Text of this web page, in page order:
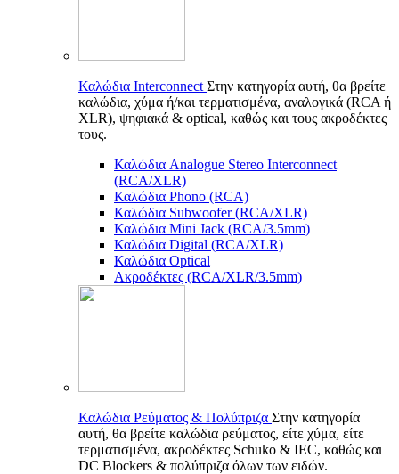
Καλώδια Interconnect Στην κατηγορία αυτή, θα βρείτε
καλώδια, χύμα ή/και τερματισμένα, αναλογικά (RCA ή
XLR), ψηφιακά & optical, καθώς και τους ακροδέκτες
τους.
Καλώδια Analogue Stereo Interconnect
(RCA/XLR)
Καλώδια Phono (RCA)
Καλώδια Subwoofer (RCA/XLR)
Καλώδια Mini Jack (RCA/3.5mm)
Καλώδια Digital (RCA/XLR)
Καλώδια Optical
Ακροδέκτες (RCA/XLR/3.5mm)
Καλώδια Ρεύματος & Πολύπριζα Στην κατηγορία
αυτή, θα βρείτε καλώδια ρεύματος, είτε χύμα, είτε
τερματισμένα, ακροδέκτες Schuko & IEC, καθώς και
DC Blockers & πολύπριζα όλων των ειδών.